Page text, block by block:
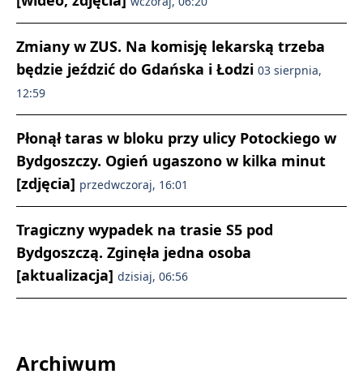
Zmiany w ZUS. Na komisję lekarską trzeba
będzie jeździć do Gdańska i Łodzi 03 sierpnia,
12:59
Płonął taras w bloku przy ulicy Potockiego w
Bydgoszczy. Ogień ugaszono w kilka minut
[zdjęcia] przedwczoraj, 16:01
Tragiczny wypadek na trasie S5 pod
Bydgoszczą. Zginęła jedna osoba
[aktualizacja] dzisiaj, 06:56
Archiwum